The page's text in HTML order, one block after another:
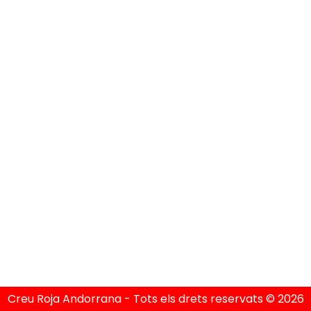
Creu Roja Andorrana - Tots els drets reservats © 2026